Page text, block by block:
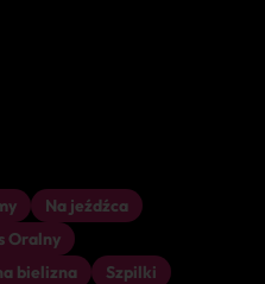
Na jeźdźca
Oralny
bielizna
Szpilki